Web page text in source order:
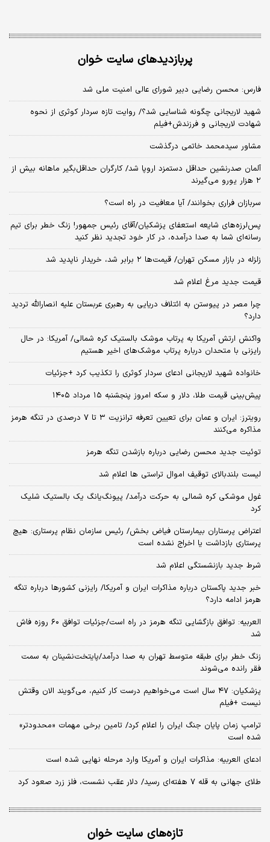
پربازدیدهای سایت خوان
فارس: محسن رضایی دبیر شورای عالی امنیت ملی شد
شهید لاریجانی چگونه شناسایی شد؟/ روایت تازه سردار کوثری از نحوه
شهادت لاریجانی و فرزندش+فیلم
مشاور سیدمحمد خاتمی درگذشت
آلمان صدرنشین حداقل دستمزد اروپا شد/ کارگران حداقل‌بگیر ماهانه بیش از
۲ هزار یورو می‌گیرند
سربازان فراری بخوانند/ آیا معافیت در راه است؟
پس‌لرزه‌های شایعه استعفای پزشکیان/آقای رئیس جمهور! زنگ خطر برای تیم
رسانه‌ای شما به صدا درآمده، در کار خود تجدید نظر کنید
زلزله در بازار مسکن تهران/ قیمت‌ها ۲ برابر شد، خریدار ناپدید شد
قیمت جدید مرغ اعلام شد
چرا مصر در پیوستن به ائتلاف دریایی به رهبری عربستان علیه انصارالله تردید
دارد؟
واکنش ارتش آمریکا به پرتاب موشک بالستیک کره شمالی/ آمریکا: در حال
رایزنی با متحدان درباره پرتاب موشک‌های اخیر هستیم
خانواده شهید لاریجانی ادعای سردار کوثری را تکذیب کرد +جزئیات
پیش‌بینی قیمت طلا، دلار و سکه امروز پنجشنبه ۱۵ مرداد ۱۴۰۵
رویترز: ایران و عمان برای تعیین تعرفه ترانزیت ۳ تا ۷ درصدی در تنگه هرمز
مذاکره می‌کنند
توئیت جدید محسن رضایی درباره بازشدن تنگه هرمز
لیست بلندبالای توقیف اموال تراستی ها اعلام شد
غول موشکی کره شمالی به حرکت درآمد/ پیونگ‌یانگ یک بالستیک شلیک
کرد
اعتراض پرستاران بیمارستان فیاض بخش/ رئیس سازمان نظام پرستاری: هیچ
پرستاری بازداشت یا اخراج نشده است
شرط جدید بازنشستگی اعلام شد
خبر جدید پاکستان درباره مذاکرات ایران و آمریکا/ رایزنی کشورها درباره تنگه
هرمز ادامه دارد؟
العربیه: توافق بازگشایی تنگه هرمز در راه است/جزئیات توافق ۶۰ روزه فاش
شد
زنگ خطر برای طبقه متوسط تهران به صدا درآمد/پایتخت‌نشینان به سمت
فقر رانده می‌شوند
پزشکیان: ۴۷ سال است می‌خواهیم درست کار کنیم، می‌گویند الان وقتش
نیست +فیلم
ترامپ زمان پایان جنگ ایران را اعلام کرد/ تامین برخی مهمات «محدودتر»
شده است
ادعای العربیه: مذاکرات ایران و آمریکا وارد مرحله نهایی شده است
طلای جهانی به قله ۷ هفته‌ای رسید/ دلار عقب نشست، فلز زرد صعود کرد
تازه‌های سایت خوان